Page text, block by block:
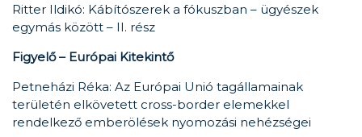
Ritter Ildikó: Kábítószerek a fókuszban – ügyészek
egymás között – II. rész
Figyelő – Európai Kitekintő
Petneházi Réka: Az Európai Unió tagállamainak
területén elkövetett cross-border elemekkel
rendelkező emberölések nyomozási nehézségei